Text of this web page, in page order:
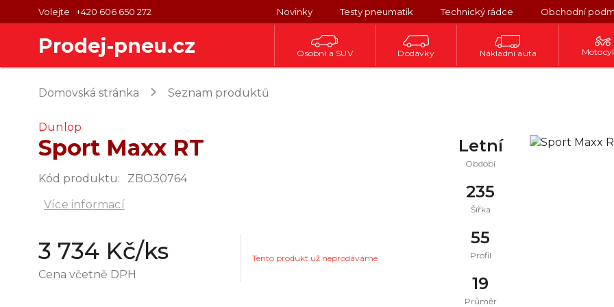
Volejte +420 606 650 272 Novinky Testy pneumatik Technický rádce Obchodní
Prodej-pneu.cz Osobní a SUV Dodávky Nákladní auta
Domovská stránka keyboard_arrow_right Seznam produktů
Dunlop
Sport Maxx RT
Kód produktu:
ZBO30764
Více informací
3 734 Kč/ks
Cena včetně DPH
Tento produkt už neprodáváme
Letní
Období
235
Šířka
55
Profil
19
Průměr